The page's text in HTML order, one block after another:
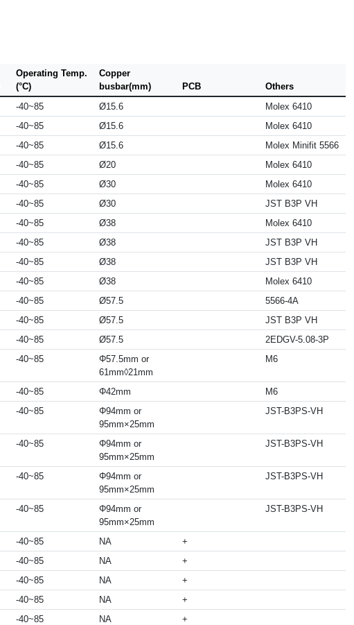
Operating Temp.
(°C)
Copper
busbar(mm)
PCB
Others
-40~85 Ø15.6
Molex 6410
-40~85 Ø15.6
Molex 6410
-40~85 Ø15.6
Molex Minifit 5566
-40~85 Ø20
Molex 6410
-40~85 Ø30
Molex 6410
-40~85 Ø30
JST B3P VH
-40~85 Ø38
Molex 6410
-40~85 Ø38
JST B3P VH
-40~85 Ø38
JST B3P VH
-40~85 Ø38
Molex 6410
-40~85 Ø57.5
5566-4A
-40~85 Ø57.5
JST B3P VH
-40~85 Ø57.5
2EDGV-5.08-3P
-40~85
Φ57.5mm or
61mm◊21mm
M6
-40~85 Φ42mm
M6
-40~85
Φ94mm or
95mm×25mm
JST-B3PS-VH
-40~85
Φ94mm or
95mm×25mm
JST-B3PS-VH
-40~85
Φ94mm or
95mm×25mm
JST-B3PS-VH
-40~85
Φ94mm or
95mm×25mm
JST-B3PS-VH
-40~85 NA
+
-40~85 NA
+
-40~85 NA
+
-40~85 NA
+
-40~85 NA
+